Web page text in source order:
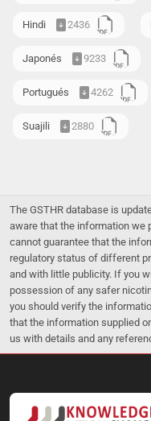
Hindi 2436
Japonés 9233
Portugués 4262
Suajili 2880
The GSTHR database is
aware that the information we
cannot guarantee that the
regulatory status of different
and with little publicity. If you
possession of any safer
you should verify the
that the information supplied
us with details and any